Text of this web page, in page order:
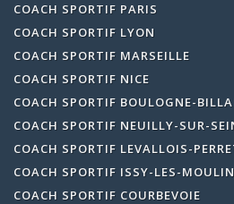
COACH SPORTIF PARIS
COACH SPORTIF LYON
COACH SPORTIF MARSEILLE
COACH SPORTIF NICE
COACH SPORTIF BOULOGNE-
COACH SPORTIF NEUILLY-SUR-
COACH SPORTIF LEVALLOIS-
COACH SPORTIF ISSY-LES-
COACH SPORTIF COURBEVOIE